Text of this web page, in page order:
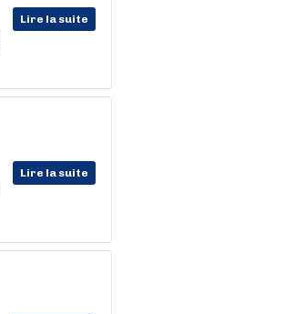
Lire la suite
Lire la suite